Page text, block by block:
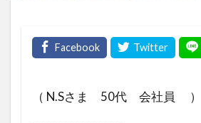
（ N.Sさま 50代 会社員 ）